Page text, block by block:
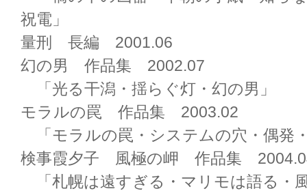
祝電」
量刑 長編 2001.06
幻の男 作品集 2002.07
「光る干潟・揺らぐ灯・幻の男」
モラルの罠 作品集 2003.02
「モラルの罠・システムの穴・偶発
検事霞夕子 風極の岬 作品集
「札幌は遠すぎる・マリモは語る・